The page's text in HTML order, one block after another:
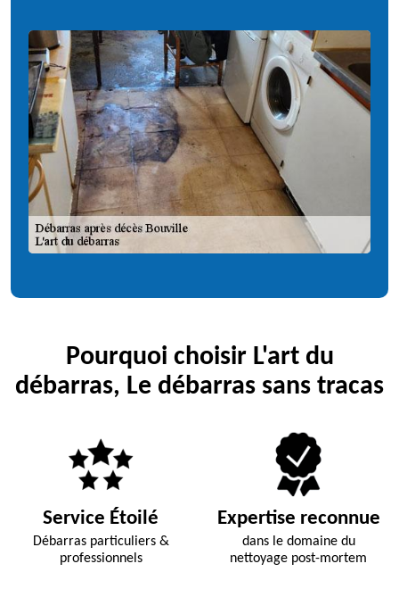
Pourquoi choisir L'art du
débarras, Le débarras sans tracas
Service Étoilé
Débarras particuliers &
professionnels
Expertise reconnue
dans le domaine du
nettoyage post-mortem